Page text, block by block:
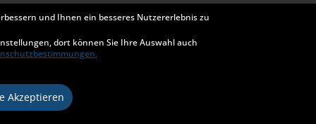
ZAHLUNG & VERSAND
und Ihnen ein besseres Nutzererlebnis zu
dort können Sie Ihre Auswahl auch
Akzeptieren